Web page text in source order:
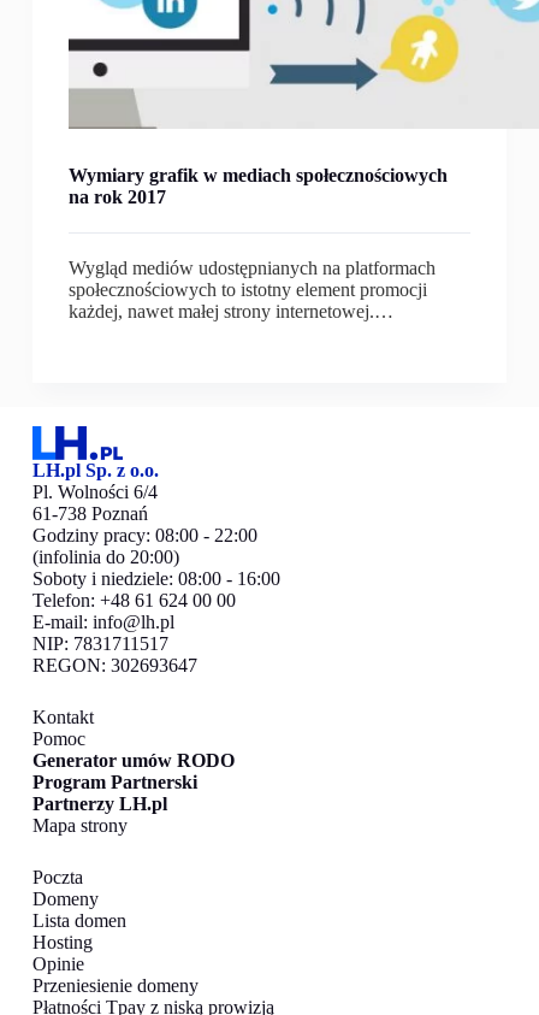
Wymiary grafik w mediach społecznościowych
na rok 2017
Wygląd mediów udostępnianych na platformach
społecznościowych to istotny element promocji
każdej, nawet małej strony internetowej.…
LH.pl Sp. z o.o.
Pl. Wolności 6/4
61-738 Poznań
Godziny pracy: 08:00 - 22:00
(infolinia do 20:00)
Soboty i niedziele: 08:00 - 16:00
Telefon: +48 61 624 00 00
E-mail: info@lh.pl
NIP: 7831711517
REGON: 302693647
Kontakt
Pomoc
Generator umów RODO
Program Partnerski
Partnerzy LH.pl
Mapa strony
Poczta
Domeny
Lista domen
Hosting
Opinie
Przeniesienie domeny
Płatności Tpay z niską prowizją